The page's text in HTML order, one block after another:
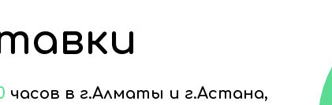
часов в г.Алматы и г.Астана,